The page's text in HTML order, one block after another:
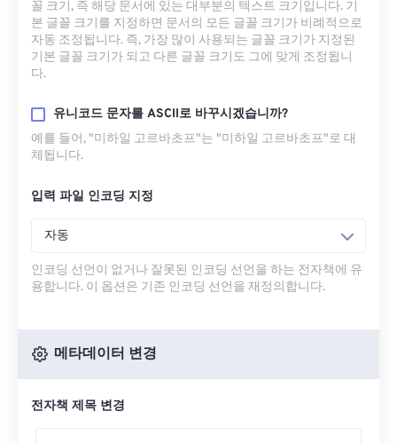
꼴 크기, 즉 해당 문서에 있는 대부분의 텍스트 크기입니다. 기
본 글꼴 크기를 지정하면 문서의 모든 글꼴 크기가 비례적으로
자동 조정됩니다. 즉, 가장 많이 사용되는 글꼴 크기가 지정된
기본 글꼴 크기가 되고 다른 글꼴 크기도 그에 맞게 조정됩니
다.
유니코드 문자를 ASCII로 바꾸시겠습니까?
예를 들어, "미하일 고르바초프"는 "미하일 고르바초프"로 대
체됩니다.
입력 파일 인코딩 지정
자동
인코딩 선언이 없거나 잘못된 인코딩 선언을 하는 전자책에 유
용합니다. 이 옵션은 기존 인코딩 선언을 재정의합니다.
메타데이터 변경
전자책 제목 변경